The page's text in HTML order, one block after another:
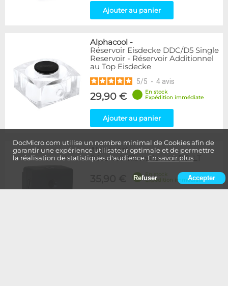
DocMicro.com utilise un nombre minimal de Cookies afin de
garantir une expérience utilisateur optimale et de permettre
la réalisation de statistiques d'audience. En savoir plus
Refuser Accepter
Ajouter au panier
Alphacool -
Réservoir Eisdecke DDC/D5 Single
Reservoir - Réservoir Additionnel
au Top Eisdecke
5/5 - 4 avis
29,90 €
En stock
Expédition immédiate
Ajouter au panier
Alphacool-
Réservoir Eisstation 40 DC-LT
En stock
Expédition immédiate